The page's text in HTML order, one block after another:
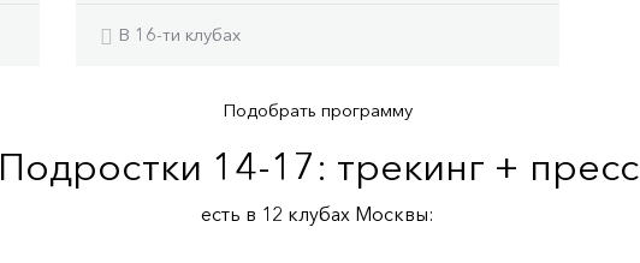
В 16-ти клубах
Подобрать программу
Подростки 14-17: трекинг + пресс
есть в 12 клубах Москвы: